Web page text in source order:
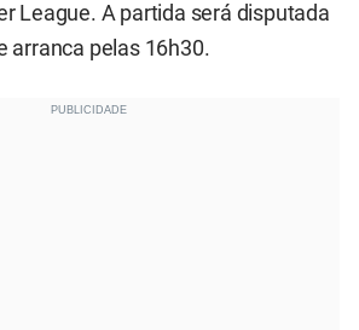
League. A partida será disputada
arranca pelas 16h30.